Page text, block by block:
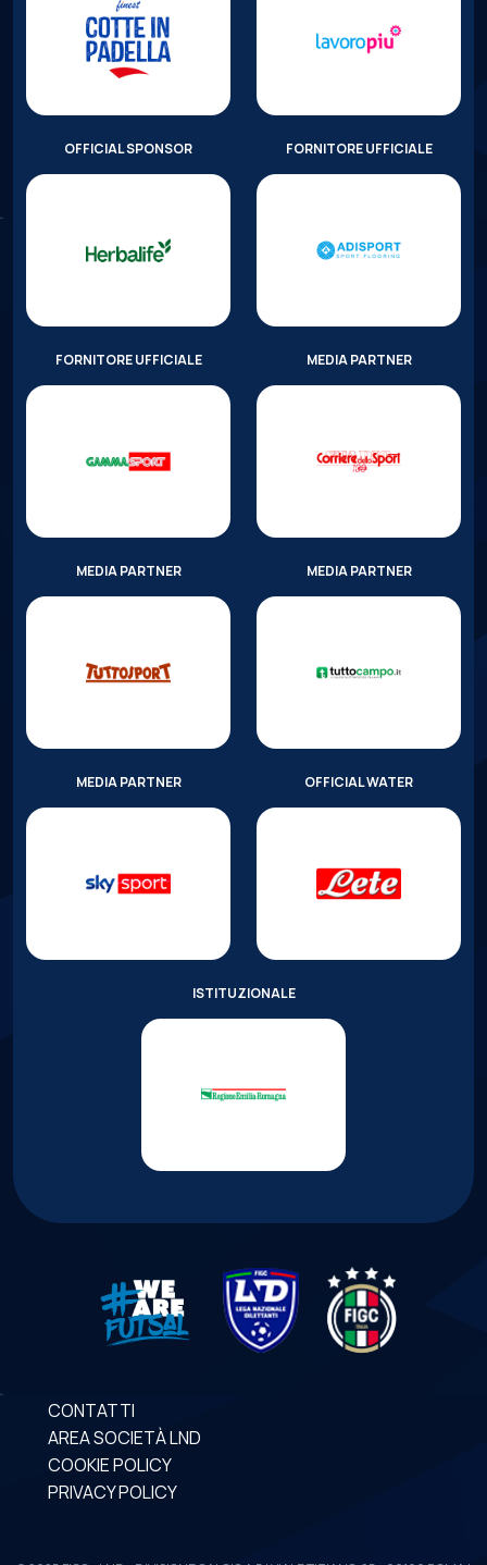
OFFICIAL SPONSOR FORNITORE UFFICIALE
FORNITORE UFFICIALE MEDIA PARTNER
MEDIA PARTNER MEDIA PARTNER
MEDIA PARTNER OFFICIAL WATER
ISTITUZIONALE
CONTATTI
AREA SOCIETÀ LND
COOKIE POLICY
PRIVACY POLICY